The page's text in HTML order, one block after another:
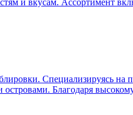
Специализируясь на
Благодаря